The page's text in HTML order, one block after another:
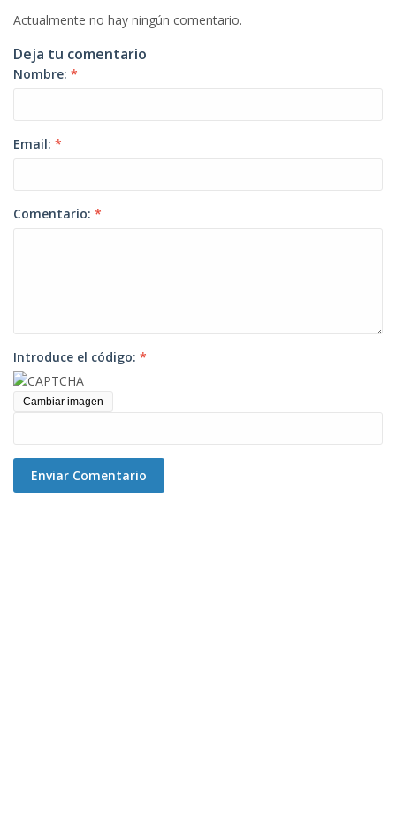
Actualmente no hay ningún comentario.
Deja tu comentario
Nombre: *
Email: *
Comentario: *
Introduce el código: *
Cambiar imagen
Enviar Comentario